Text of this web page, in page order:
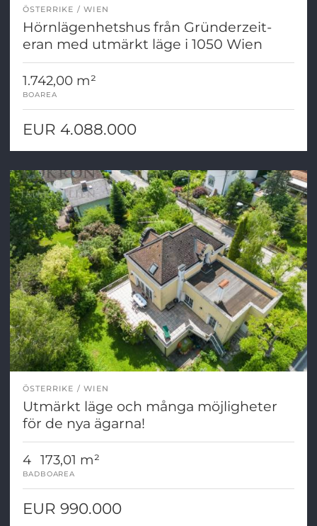
ÖSTERRIKE WIEN
Hörnlägenhetshus från Gründerzeit-
eran med utmärkt läge i 1050 Wien
1.742,00 m²
BOAREA
EUR 4.088.000
ÖSTERRIKE WIEN
Utmärkt läge och många möjligheter
för de nya ägarna!
4
BAD
173,01 m²
BOAREA
EUR 990.000